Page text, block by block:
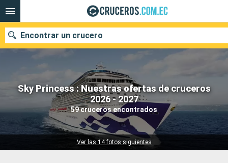
Sky Princess : Nuestras ofertas de cruceros
2026 - 2027
59 cruceros encontrados
Ver las 14 fotos siguientes
Encontrar un crucero
Nuestros destinos
Fecha de salida
Compañías